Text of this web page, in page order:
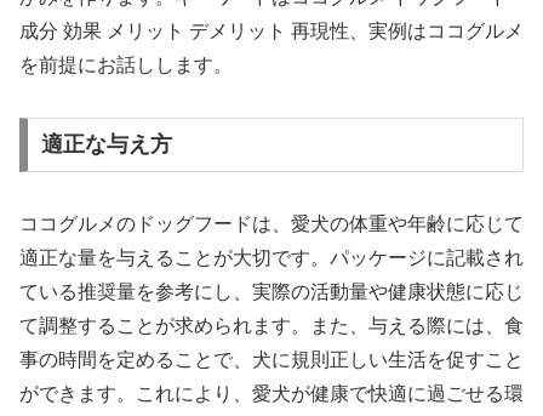
成分 効果 メリット デメリット 再現性、実例はココグルメ
を前提にお話しします。
適正な与え方
ココグルメのドッグフードは、愛犬の体重や年齢に応じて
適正な量を与えることが大切です。パッケージに記載され
ている推奨量を参考にし、実際の活動量や健康状態に応じ
て調整することが求められます。また、与える際には、食
事の時間を定めることで、犬に規則正しい生活を促すこと
ができます。これにより、愛犬が健康で快適に過ごせる環